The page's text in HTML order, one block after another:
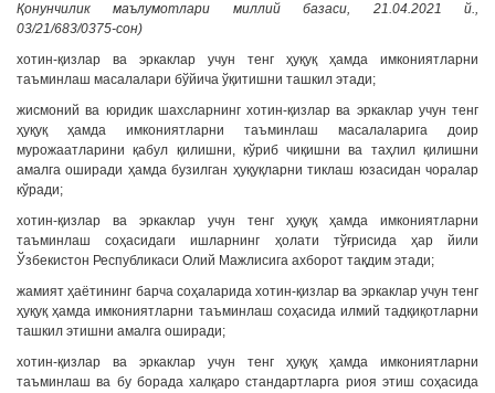
Қонунчилик маълумотлари миллий базаси, 21.04.2021 й.,
03/21/683/0375-сон)
хотин-қизлар ва эркаклар учун тенг ҳуқуқ ҳамда имкониятларни
таъминлаш масалалари бўйича ўқитишни ташкил этади;
жисмоний ва юридик шахсларнинг хотин-қизлар ва эркаклар учун тенг
ҳуқуқ ҳамда имкониятларни таъминлаш масалаларига доир
мурожаатларини қабул қилишни, кўриб чиқишни ва таҳлил қилишни
амалга оширади ҳамда бузилган ҳуқуқларни тиклаш юзасидан чоралар
кўради;
хотин-қизлар ва эркаклар учун тенг ҳуқуқ ҳамда имкониятларни
таъминлаш соҳасидаги ишларнинг ҳолати тўғрисида ҳар йили
Ўзбекистон Республикаси Олий Мажлисига ахборот тақдим этади;
жамият ҳаётининг барча соҳаларида хотин-қизлар ва эркаклар учун тенг
ҳуқуқ ҳамда имкониятларни таъминлаш соҳасида илмий тадқиқотларни
ташкил этишни амалга оширади;
хотин-қизлар ва эркаклар учун тенг ҳуқуқ ҳамда имкониятларни
таъминлаш ва бу борада халқаро стандартларга риоя этиш соҳасида